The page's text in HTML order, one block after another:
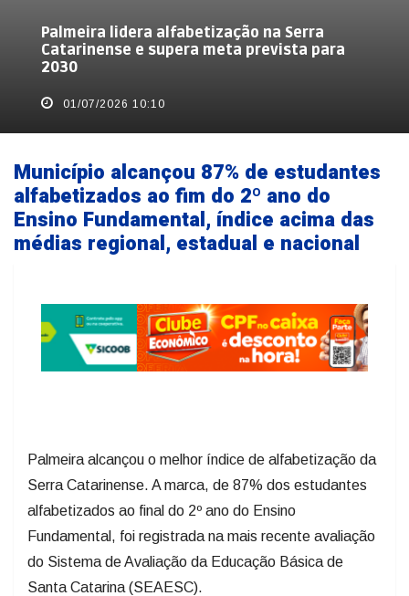
Palmeira lidera alfabetização na Serra
Catarinense e supera meta prevista para
2030
01/07/2026 10:10
Município alcançou 87% de estudantes
alfabetizados ao fim do 2º ano do
Ensino Fundamental, índice acima das
médias regional, estadual e nacional
Palmeira alcançou o melhor índice de alfabetização da
Serra Catarinense. A marca, de 87% dos estudantes
alfabetizados ao final do 2º ano do Ensino
Fundamental, foi registrada na mais recente avaliação
do Sistema de Avaliação da Educação Básica de
Santa Catarina (SEAESC).